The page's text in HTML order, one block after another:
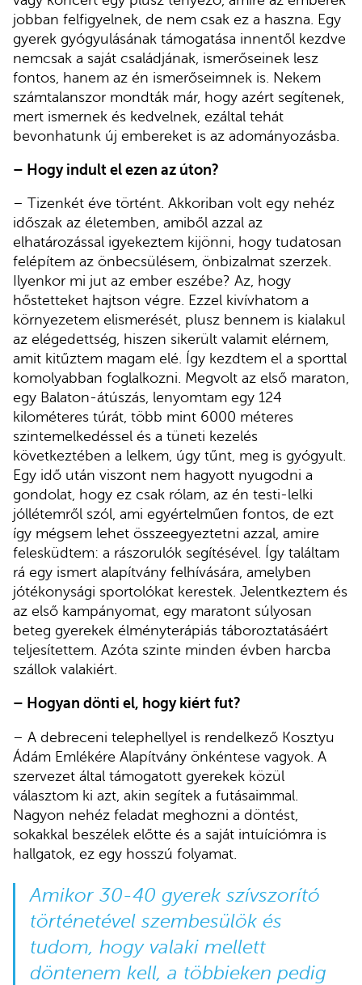
jobban felfigyelnek, de nem csak ez a haszna. Egy
gyerek gyógyulásának támogatása innentől kezdve
nemcsak a saját családjának, ismerőseinek lesz
fontos, hanem az én ismerőseimnek is. Nekem
számtalanszor mondták már, hogy azért segítenek,
mert ismernek és kedvelnek, ezáltal tehát
bevonhatunk új embereket is az adományozásba.
– Hogy indult el ezen az úton?
– Tizenkét éve történt. Akkoriban volt egy nehéz
időszak az életemben, amiből azzal az
elhatározással igyekeztem kijönni, hogy tudatosan
felépítem az önbecsülésem, önbizalmat szerzek.
Ilyenkor mi jut az ember eszébe? Az, hogy
hőstetteket hajtson végre. Ezzel kivívhatom a
környezetem elismerését, plusz bennem is kialakul
az elégedettség, hiszen sikerült valamit elérnem,
amit kitűztem magam elé. Így kezdtem el a sporttal
komolyabban foglalkozni. Megvolt az első maraton,
egy Balaton-átúszás, lenyomtam egy 124
kilométeres túrát, több mint 6000 méteres
szintemelkedéssel és a tüneti kezelés
következtében a lelkem, úgy tűnt, meg is gyógyult.
Egy idő után viszont nem hagyott nyugodni a
gondolat, hogy ez csak rólam, az én testi-lelki
jóllétemről szól, ami egyértelműen fontos, de ezt
így mégsem lehet összeegyeztetni azzal, amire
felesküdtem: a rászorulók segítésével. Így találtam
rá egy ismert alapítvány felhívására, amelyben
jótékonysági sportolókat kerestek. Jelentkeztem és
az első kampányomat, egy maratont súlyosan
beteg gyerekek élményterápiás táboroztatásáért
teljesítettem. Azóta szinte minden évben harcba
szállok valakiért.
– Hogyan dönti el, hogy kiért fut?
– A debreceni telephellyel is rendelkező Kosztyu
Ádám Emlékére Alapítvány önkéntese vagyok. A
szervezet által támogatott gyerekek közül
választom ki azt, akin segítek a futásaimmal.
Nagyon nehéz feladat meghozni a döntést,
sokakkal beszélek előtte és a saját intuíciómra is
hallgatok, ez egy hosszú folyamat.
Amikor 30-40 gyerek szívszorító
történetével szembesülök és
tudom, hogy valaki mellett
döntenem kell, a többieken pedig